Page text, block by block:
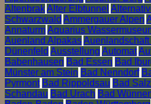
AltenbrakAlter Elbtunnel
Schwarzwald Ammergauer Alpen
AnnaturmAquarius
Auenland Alpakas
Dünenfeld Ausstellung Automat
Babenhausen Bad Essen Bad
Münster am Stein Bad Nenndorf
Pyrmont Bad Rippoldsau Bad
Schandau Bad Urach Bad